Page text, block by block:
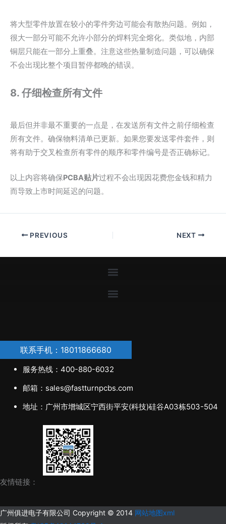
将大型零件放置在较小的零件旁边可能会有散热问题。例如，
很大一部分可能不允许小部分的焊料完全熔化。类似地，内部
铜层只能在一部分上重叠。注意这些热量制造问题，可以确保
不会出现比整个项目暂停都晚的错误。
8. 仔细检查所有文件
最后但并非最不重要的一点是，在发送所有文件之前仔细检查
所有文件。确保物料清单已更新。如果您要发送零件套件，则
将有助于交叉检查所有零件的顺序和零件编号是否正确标记。
以上内容将确保PCBA贴片过程不会出现因花费您金钱和精力
而导致上市时间延迟的问题。
PREVIOUS NEXT
联系手机：18011866680
服务热线：400-880-6032
邮箱：sales@fastturnpcbs.com
地址：广州市增城区宁西街平安(科技)硅谷A03栋503-504
友情链接：
广州俱进电子有限公司 Copyright © 2014 网站地图xml